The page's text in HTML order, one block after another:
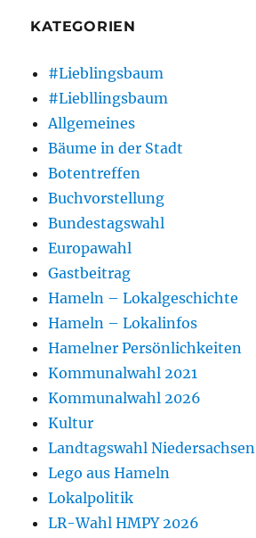
KATEGORIEN
#Lieblingsbaum
#Liebllingsbaum
Allgemeines
Bäume in der Stadt
Botentreffen
Buchvorstellung
Bundestagswahl
Europawahl
Gastbeitrag
Hameln – Lokalgeschichte
Hameln – Lokalinfos
Hamelner Persönlichkeiten
Kommunalwahl 2021
Kommunalwahl 2026
Kultur
Landtagswahl Niedersachsen
Lego aus Hameln
Lokalpolitik
LR-Wahl HMPY 2026